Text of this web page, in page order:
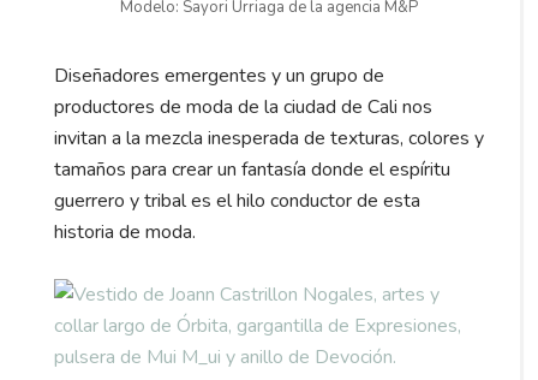
Modelo: Sayori Urriaga de la agencia M&P
Diseñadores emergentes y un grupo de
productores de moda de la ciudad de Cali nos
invitan a la mezcla inesperada de texturas, colores y
tamaños para crear un fantasía donde el espíritu
guerrero y tribal es el hilo conductor de esta
historia de moda.